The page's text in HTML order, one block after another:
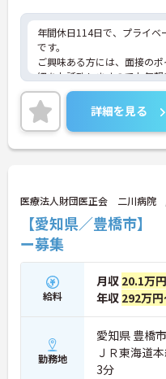
年間休日114日で、プライベ
です。
ご興味ある方には、面接の
細をお話致しますのでお気
詳細を見る
医療法人財団医正会 二川病院
【愛知県／豊橋市
ー募集
給料
月収 20.1万
年収 292万
勤務地
愛知県 豊橋
ＪＲ東海道
3分